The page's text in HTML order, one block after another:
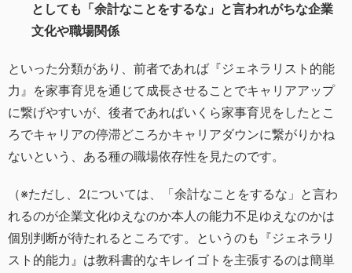
としても「余計なことをするな」と言われがちな企業
文化や職場関係
といった分類があり、前者であれば『ジェネラリスト的能
力』を家事育児を通じて成長させることでキャリアアップ
に繋げやすいが、後者であればいくら家事育児をしたとこ
ろでキャリアの停滞どころかキャリアダウンに繋がりかね
ないという、ある種の職場依存性を見たのです。
（※ただし、2については、「余計なことをするな」と言わ
れるのが企業文化ゆえなのか本人の能力不足ゆえなのかは
個別判断が待たれるところです。というのも『ジェネラリ
スト的能力』は教科書的なキレイゴトを主張するのは簡単